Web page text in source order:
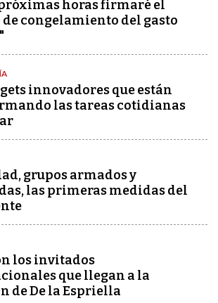
horas firmaré el
de congelamiento del gasto
innovadores que están
las tareas cotidianas
grupos armados y
las primeras medidas del
los invitados
que llegan a la
de De la Espriella